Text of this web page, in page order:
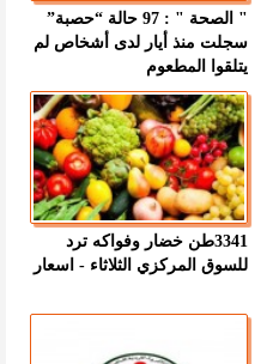
" الصحة " : 97 حالة “حصبة”
سجلت منذ أيار لدى أشخاص لم
يتلقوا المطعوم
3341طن خضار وفواكه ترد
للسوق المركزي الثلاثاء - اسعار